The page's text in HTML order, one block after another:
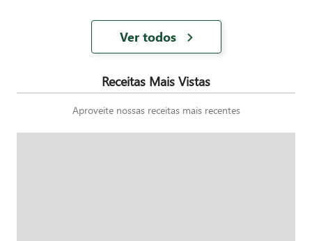
Ver todos
Receitas Mais Vistas
Aproveite nossas receitas mais recentes